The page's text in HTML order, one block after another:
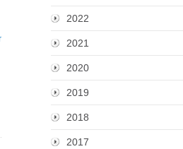
2022
2021
2020
2019
2018
2017